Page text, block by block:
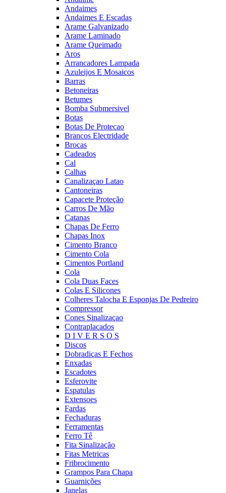
Andaimes
Andaimes E Escadas
Arame Galvanizado
Arame Laminado
Arame Queimado
Aros
Arrancadores Lampada
Azuleijos E Mosaicos
Barras
Betoneiras
Betumes
Bomba Submersivel
Botas
Botas De Protecao
Brancos Electridade
Brocas
Cadeados
Cal
Calhas
Canalizaçao Latao
Cantoneiras
Capacete Proteção
Carros De Mão
Catanas
Chapas De Ferro
Chapas Inox
Cimento Branco
Cimento Cola
Cimentos Portland
Cola
Cola Duas Faces
Colas E Silicones
Colheres Talocha E Esponjas De Pedreiro
Compressor
Cones Sinalizaçao
Contraplacados
D I V E R S O S
Discos
Dobradiças E Fechos
Enxadas
Escadotes
Esferovite
Espatulas
Extensoes
Fardas
Fechaduras
Ferramentas
Ferro Tê
Fita Sinalização
Fitas Metricas
Fribrocimento
Grampos Para Chapa
Guarnições
Janelas